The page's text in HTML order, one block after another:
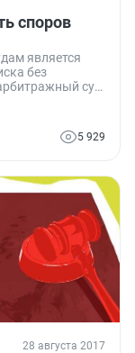
споров
является
без
суд
не примет
может постичь
суды, — в
5 929
28 августа 2017